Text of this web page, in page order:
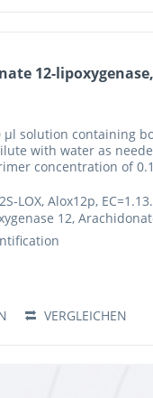
12-lipoxygenase,
µl solution containing
with water as
concentration of
LOX, Alox12p,
12,
VERGLEICHEN